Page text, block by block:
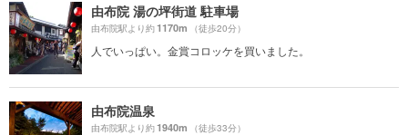
由布院 湯の坪街道 駐車場
由布院駅より約1170m （徒歩20分）
人でいっぱい。金賞コロッケを買いました。
由布院温泉
由布院駅より約1940m （徒歩33分）